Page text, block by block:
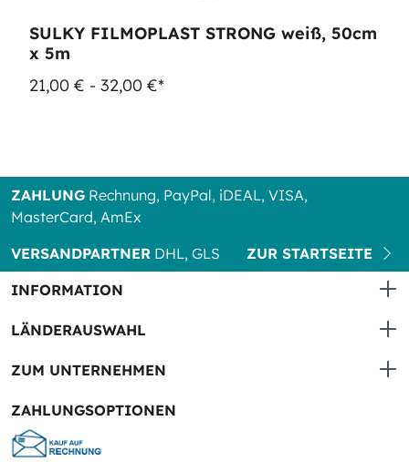
SULKY FILMOPLAST STRONG weiß, 50cm
x 5m
21,00 € - 32,00 €*
ZAHLUNG Rechnung, PayPal, iDEAL, VISA,
MasterCard, AmEx
VERSANDPARTNER DHL, GLS
ZUR STARTSEITE
INFORMATION
LÄNDERAUSWAHL
ZUM UNTERNEHMEN
ZAHLUNGSOPTIONEN